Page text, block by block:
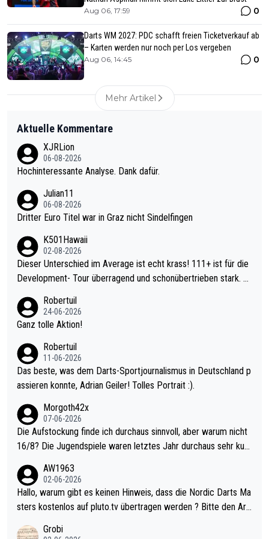
Aug 06, 17:59 0
Darts WM 2027: PDC schafft freien Ticketverkauf ab
– Karten werden nur noch per Los vergeben
Aug 06, 14:45 0
Mehr Artikel
Aktuelle Kommentare
XJRLion
06-08-2026
Hochinteressante Analyse. Dank dafür.
Julian11
06-08-2026
Dritter Euro Titel war in Graz nicht Sindelfingen
K501Hawaii
02-08-2026
Dieser Unterschied im Average ist echt krass! 111+ ist für die
Development- Tour überragend und schonübertrieben stark. U
mal 40+ erst recht. Da gewinnst keinen Blumentopf - ist ja noc
h krasser wie ein Pokalspiel eines Kreisligisten vs einem Bund
Robertuil
24-06-2026
Ganz tolle Aktion!
Robertuil
11-06-2026
Das beste, was dem Darts-Sportjournalismus in Deutschland p
assieren konnte, Adrian Geiler! Tolles Portrait :).
Morgoth42x
07-06-2026
Die Aufstockung finde ich durchaus sinnvoll, aber warum nicht
16/8? Die Jugendspiele waren letztes Jahr durchaus sehr kurz
Allerdings ist Mitchell Lawrie als Nummer 1 der Welt eh qualifi
ziert. Somit ändert die automatische Qualifikation des Weltmei
sters erstmal nichts. Ich denke sie wollen damit für nächstes J
ohl wenig WDF Turniere spielen. Dies war bei Archie Self letzt
AW1963
02-06-2026
Hallo, warum gibt es keinen Hinweis, dass die Nordic Darts Ma
sters kostenlos auf pluto.tv übertragen werden ? Bitte den Arti
Grobi